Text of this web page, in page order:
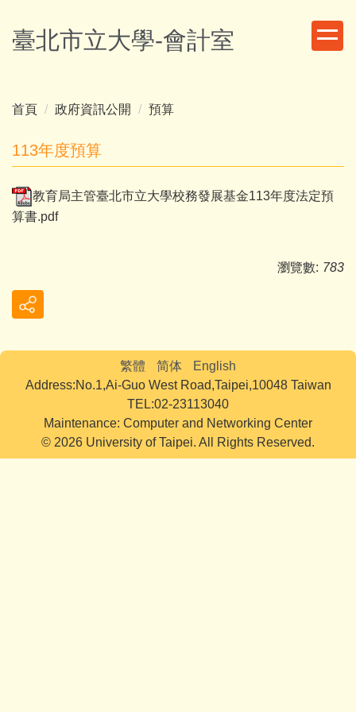
到
主
容
臺北市立大學-會計室
首頁 政府資訊公開 預算
113年度預算
教育局主管臺北市立大學校務發展基金113年度法定預
算書.pdf
瀏覽數: 783
繁體 简体
English
Address:No.1,Ai-Guo West Road,Taipei,10048 Taiwan
TEL:02-23113040
Maintenance: Computer and Networking Center
© 2026 University of Taipei. All Rights Reserved.